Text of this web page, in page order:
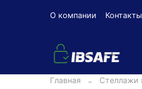
О компании Контакты
Главная Стеллажи